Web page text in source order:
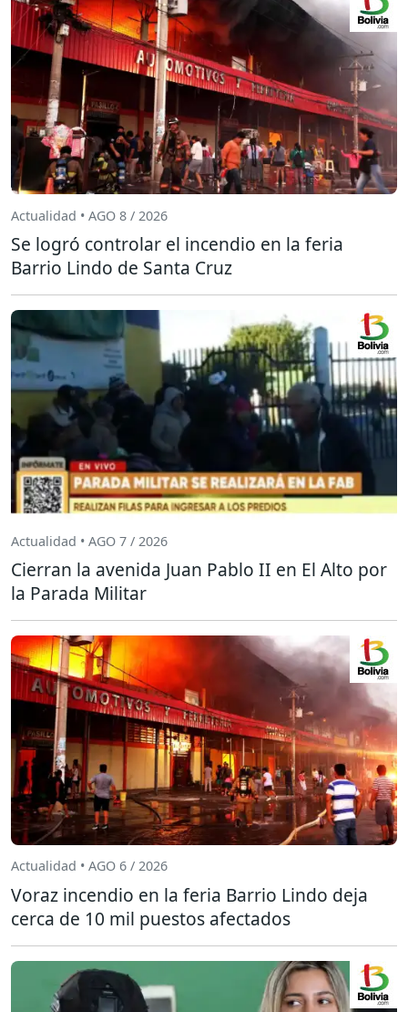
Actualidad • AGO 8 / 2026
Se logró controlar el incendio en la feria
Barrio Lindo de Santa Cruz
Actualidad • AGO 7 / 2026
Cierran la avenida Juan Pablo II en El Alto por
la Parada Militar
Actualidad • AGO 6 / 2026
Voraz incendio en la feria Barrio Lindo deja
cerca de 10 mil puestos afectados